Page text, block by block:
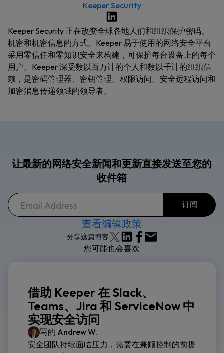
Keeper Security
Keeper Security 正在改变全球各地人们和组织保护密码、
机密和机密信息的方式。Keeper 易于使用的网络安全平台
采用零信任和零知识安全来构建，可保护每台设备上的每个
用户。Keeper 深受数以百万计的个人和数以千计的组织信
赖，是密码管理器、密钥管理、权限访问、安全远程访问和
加密消息传递领域的领导者。
让最新的网络安全新闻和更新直接发送至您的
收件箱
查看编辑政策
分享这篇博客
您可能也会喜欢
借助 Keeper 在 Slack、
Teams、Jira 和 ServiceNow 中
实现安全访问
写的 Andrew W.
安全团队持续面临压力，需要在兼顾控制的前提